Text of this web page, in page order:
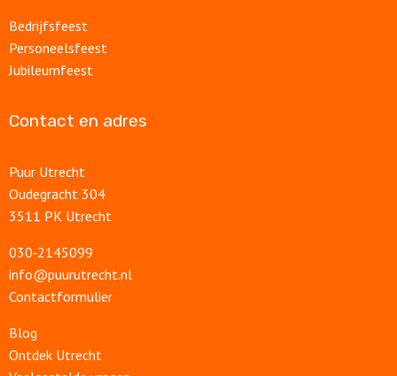
Bedrijfsfeest
Personeelsfeest
Jubileumfeest
Contact en adres
Puur Utrecht
Oudegracht 304
3511 PK Utrecht
030‑2145099
info@puurutrecht.nl
Contactformulier
Blog
Ontdek Utrecht